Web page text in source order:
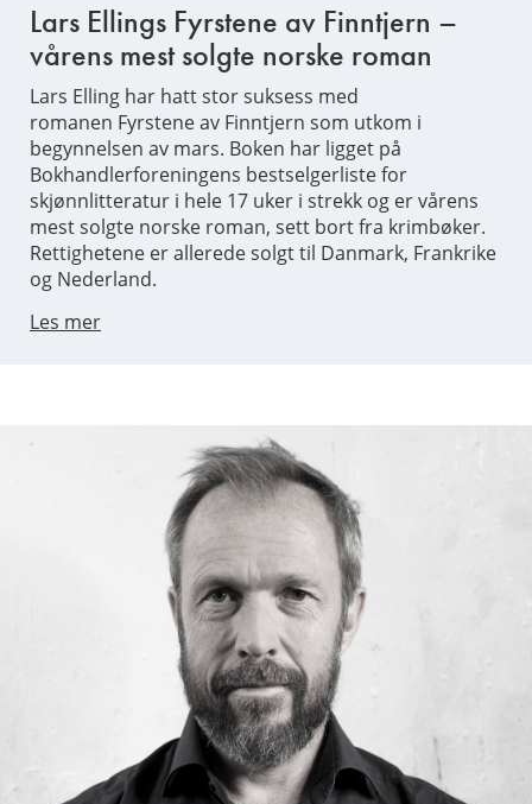
Lars Ellings Fyrstene av Finntjern –
vårens mest solgte norske roman
Lars Elling har hatt stor suksess med
romanen Fyrstene av Finntjern som utkom i
begynnelsen av mars. Boken har ligget på
Bokhandlerforeningens bestselgerliste for
skjønnlitteratur i hele 17 uker i strekk og er vårens
mest solgte norske roman, sett bort fra krimbøker.
Rettighetene er allerede solgt til Danmark, Frankrike
og Nederland.
Les mer